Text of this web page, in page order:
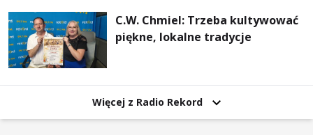
C.W. Chmiel: Trzeba kultywować
piękne, lokalne tradycje
Więcej z Radio Rekord